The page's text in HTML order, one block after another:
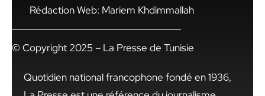
Rédaction Web: Mariem Khdimmallah
© Copyright 2025 – La Presse de Tunisie
Quotidien national francophone fondé en 1936,